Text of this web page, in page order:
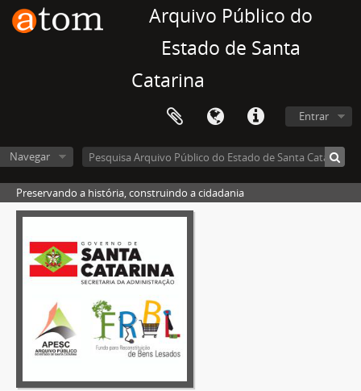
Arquivo Público do
Estado de Santa
Catarina
Entrar
Navegar
Preservando a história, construindo a cidadania